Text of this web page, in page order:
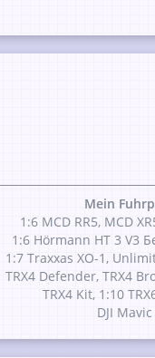
Mein
1:6 MCD RR5, MCD
1:6 Hörmann HT 3 V3
1:7 Traxxas XO-1,
TRX4 Defender, TRX4
TRX4 Kit, 1:10
DJI Mavic